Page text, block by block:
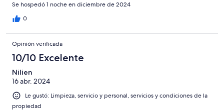
Se hospedó 1 noche en diciembre de 2024
0
Opinión verificada
10/10 Excelente
Nilien
16 abr. 2024
Le gustó: Limpieza, servicio y personal, servicios y condiciones de la
propiedad